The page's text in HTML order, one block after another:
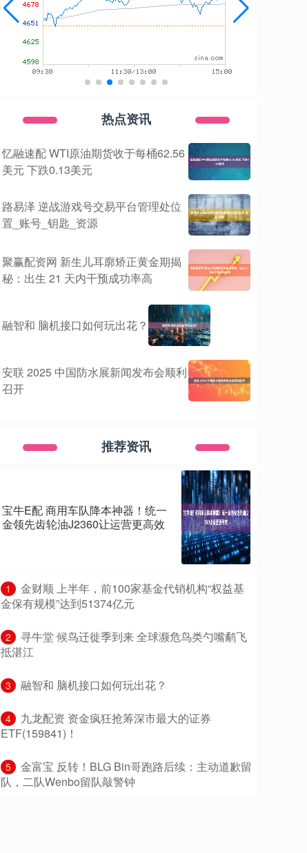
热点资讯
忆融速配 WTI原油期货收于每桶62.56
美元 下跌0.13美元
路易泽 逆战游戏号交易平台管理处位
置_账号_钥匙_资源
聚赢配资网 新生儿耳廓矫正黄金期揭
秘：出生 21 天内干预成功率高
融智和 脑机接口如何玩出花？
安联 2025 中国防水展新闻发布会顺利
召开
推荐资讯
宝牛E配 商用车队降本神器！统一
金领先齿轮油J2360让运营更高效
1
​金财顺 上半年，前100家基金代销机构“权益基
金保有规模”达到51374亿元
2
​寻牛堂 候鸟迁徙季到来 全球濒危鸟类勺嘴鹬飞
抵湛江
3 ​融智和 脑机接口如何玩出花？
4
​九龙配资 资金疯狂抢筹深市最大的证券
ETF(159841)！
5
​金富宝 反转！BLG Bin哥跑路后续：主动道歉留
队，二队Wenbo留队敲警钟